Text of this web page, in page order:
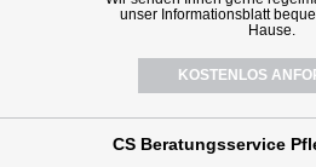
unser Informationsblatt
Hause.
KOSTENLOS
CS Beratungsservice